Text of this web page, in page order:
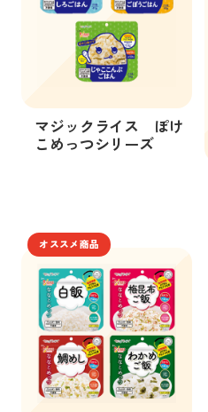
マジックライス ぽけ
こめっつシリーズ